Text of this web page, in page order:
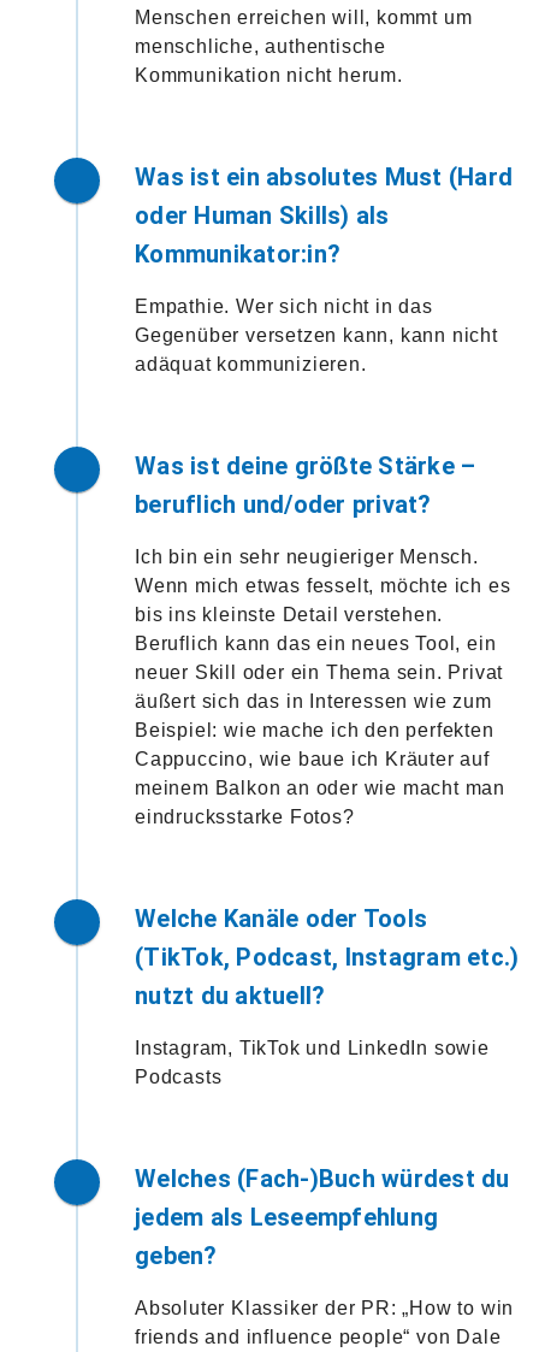
Menschen erreichen will, kommt um
menschliche, authentische
Kommunikation nicht herum.
Was ist ein absolutes Must (Hard
oder Human Skills) als
Kommunikator:in?
Empathie. Wer sich nicht in das
Gegenüber versetzen kann, kann nicht
adäquat kommunizieren.
Was ist deine größte Stärke –
beruflich und/oder privat?
Ich bin ein sehr neugieriger Mensch.
Wenn mich etwas fesselt, möchte ich es
bis ins kleinste Detail verstehen.
Beruflich kann das ein neues Tool, ein
neuer Skill oder ein Thema sein. Privat
äußert sich das in Interessen wie zum
Beispiel: wie mache ich den perfekten
Cappuccino, wie baue ich Kräuter auf
meinem Balkon an oder wie macht man
eindrucksstarke Fotos?
Welche Kanäle oder Tools
(TikTok, Podcast, Instagram etc.)
nutzt du aktuell?
Instagram, TikTok und LinkedIn sowie
Podcasts
Welches (Fach-)Buch würdest du
jedem als Leseempfehlung
geben?
Absoluter Klassiker der PR: „How to win
friends and influence people“ von Dale